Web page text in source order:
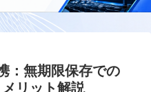
：無期限保存での
リット解説